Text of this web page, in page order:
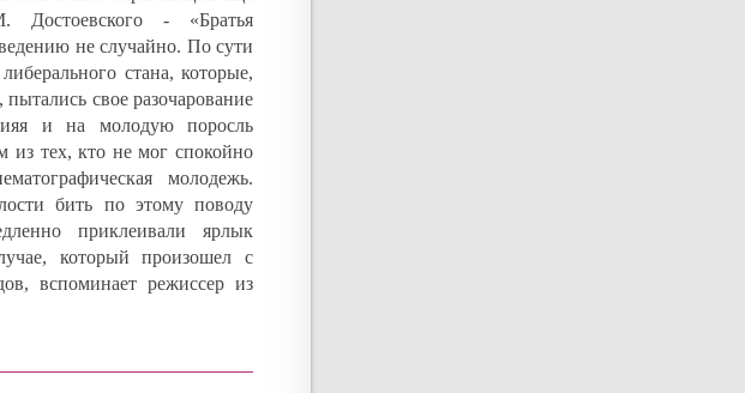
Достоевского - «Братья
не случайно. По сути
стана, которые,
пытались свое разочарование
и на молодую поросль
из тех, кто не мог спокойно
молодежь.
бить по этому поводу
приклеивали ярлык
который произошел с
вспоминает режиссер из